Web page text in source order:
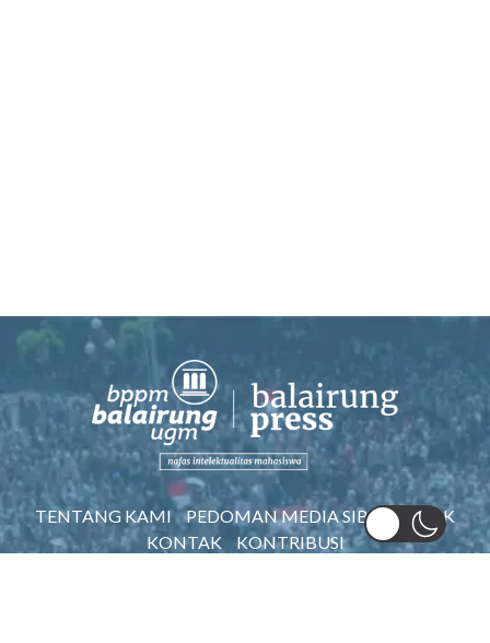
TENTANG KAMI PEDOMAN MEDIA SIBER
AWAK
KONTAK
KONTRIBUSI